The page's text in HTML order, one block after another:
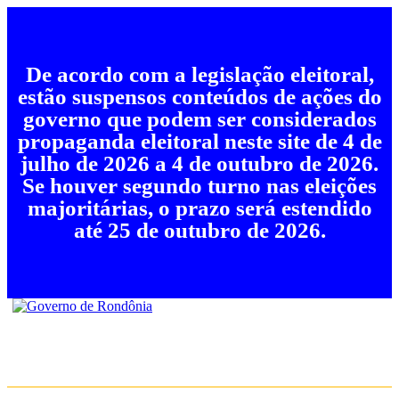
De acordo com a legislação eleitoral,
estão suspensos conteúdos de ações do
governo que podem ser considerados
propaganda eleitoral neste site de 4 de
julho de 2026 a 4 de outubro de 2026.
Se houver segundo turno nas eleições
majoritárias, o prazo será estendido
até 25 de outubro de 2026.